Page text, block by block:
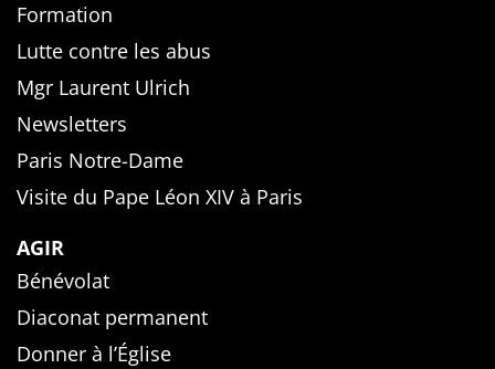
Formation
Lutte contre les abus
Mgr Laurent Ulrich
Newsletters
Paris Notre-Dame
Visite du Pape Léon XIV à Paris
AGIR
Bénévolat
Diaconat permanent
Donner à l’Église